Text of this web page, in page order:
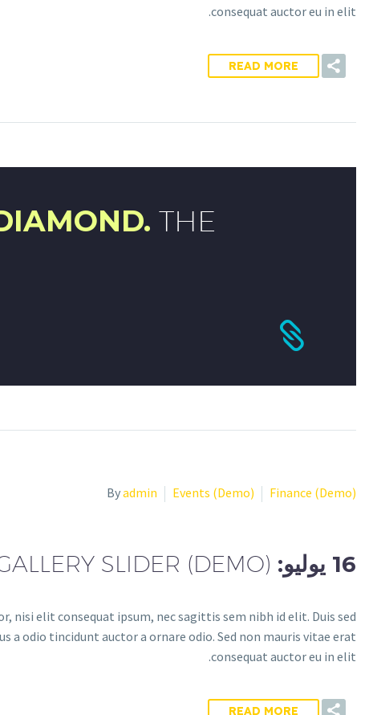
consequat auctor eu in elit.
READ MORE
THE
Byadmin Events (Demo) Finance (Demo)
16 يوليو: SLIDER (DEMO)
nisi elit consequat ipsum, nec sagittis sem nibh id elit. Duis sed
a odio tincidunt auctor a ornare odio. Sed non mauris vitae erat
consequat auctor eu in elit.
READ MORE